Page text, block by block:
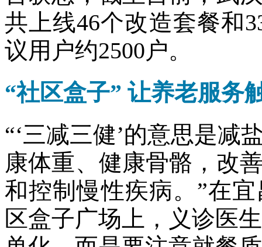
共上线46个改造套餐和
议用户约2500户。
“社区盒子” 让养老服务
“‘三减三健’的意思是减
康体重、健康骨骼，改
和控制慢性疾病。”在
区盒子广场上，义诊医